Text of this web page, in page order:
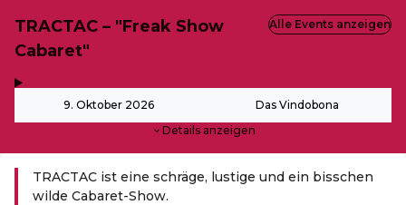
TRACTAC – "Freak Show
Cabaret"
9. Oktober 2026 Das Vindobona
Details anzeigen
Alle Events anzeigen
TRACTAC ist eine schräge, lustige und ein bisschen
wilde Cabaret-Show.